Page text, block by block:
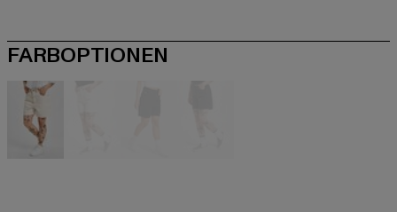
FARBOPTIONEN